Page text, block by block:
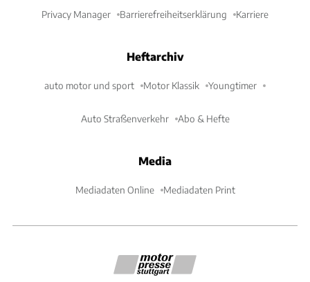
Privacy Manager Barrierefreiheitserklärung Karriere
Heftarchiv
auto motor und sport Motor Klassik Youngtimer
Auto Straßenverkehr Abo & Hefte
Media
Mediadaten Online Mediadaten Print